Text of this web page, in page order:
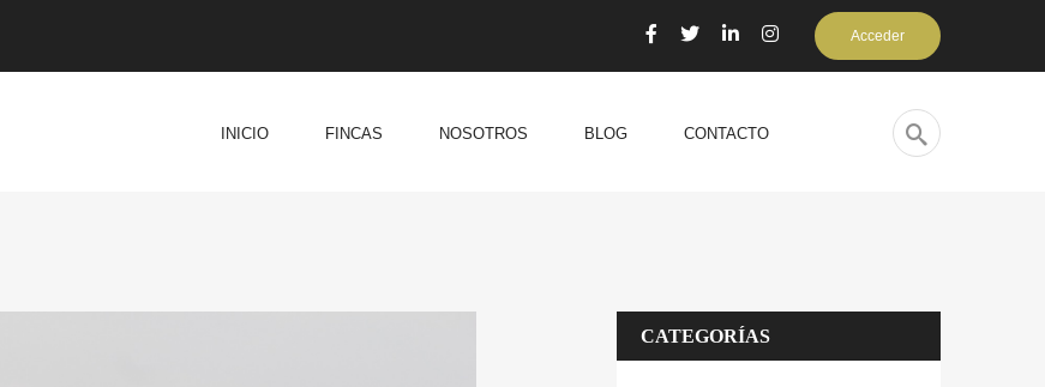
Acceder
INICIO FINCAS NOSOTROS BLOG CONTACTO
CATEGORÍAS